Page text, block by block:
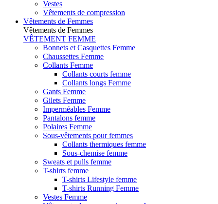
Vestes
Vêtements de compression
Vêtements de Femmes
Vêtements de Femmes
VÊTEMENT FEMME
Bonnets et Casquettes Femme
Chaussettes Femme
Collants Femme
Collants courts femme
Collants longs Femme
Gants Femme
Gilets Femme
Imperméables Femme
Pantalons femme
Polaires Femme
Sous-vêtements pour femmes
Collants thermiques femme
Sous-chemise femme
Sweats et pulls femme
T-shirts femme
T-shirts Lifestyle femme
T-shirts Running Femme
Vestes Femme